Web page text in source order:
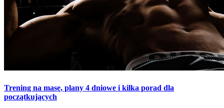
Trening na masę, plany 4 dniowe i kilka porad dla
początkujących